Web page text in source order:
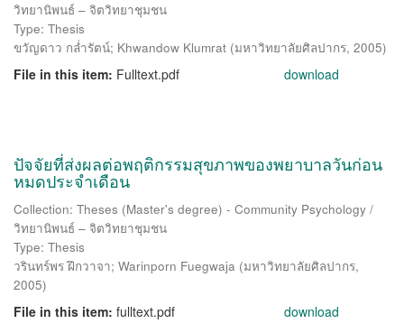
วิทยานิพนธ์ – จิตวิทยาชุมชน
Type: Thesis
ขวัญดาว กล่ำรัตน์; Khwandow Klumrat (มหาวิทยาลัยศิลปากร, 2005)
File in this item: Fulltext.pdf download
ปัจจัยที่ส่งผลต่อพฤติกรรมสุขภาพของพยาบาลวันก่อน
หมดประจำเดือน
Collection: Theses (Master's degree) - Community Psychology /
วิทยานิพนธ์ – จิตวิทยาชุมชน
Type: Thesis
วรินทร์พร ฝึกวาจา; Warinporn Fuegwaja (มหาวิทยาลัยศิลปากร,
2005)
File in this item: fulltext.pdf download